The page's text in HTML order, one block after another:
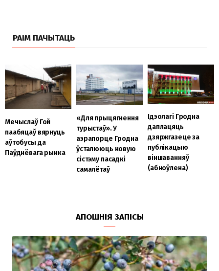
РАІМ ПАЧЫТАЦЬ
Мечыслаў Гой
паабяцаў вярнуць
аўтобусы да
Паўднёвага рынка
«Для прыцягнення
турыстаў». У
аэрапорце Гродна
ўсталююць новую
сістэму пасадкі
самалётаў
Ідэолагі Гродна
даплацяць
дзяржгазеце за
публікацыю
віншаванняў
(абноўлена)
АПОШНІЯ ЗАПІСЫ